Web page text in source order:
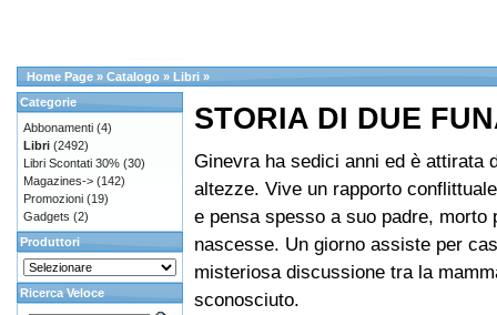
Home Page » Catalogo » Libri »
STORIA DI DUE
Ginevra ha sedici anni ed è attirata
altezze. Vive un rapporto
e pensa spesso a suo padre, morto
nascesse. Un giorno assiste per
misteriosa discussione tra la
sconosciuto.
Categorie
Abbonamenti (4)
Libri (2492)
Libri Scontati 30% (30)
Magazines-> (142)
Promozioni (19)
Gadgets (2)
Produttori
Ricerca Veloce